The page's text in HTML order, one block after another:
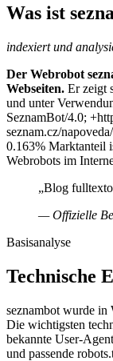
Was ist
indexiert und
Der Webrobot
Webseiten. Er zeigt
und unter
SeznamBot/4.0;
seznam.cz/
0.163% Marktanteil
Webrobots im
„Blog
— Offizielle
Basisanalyse
Technische
seznambot wurde in
Die wichtigsten
bekannte User-
und passende